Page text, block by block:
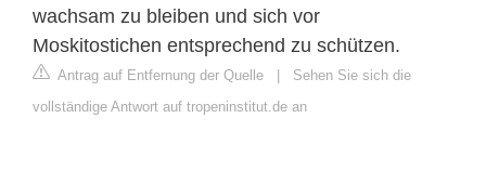
wachsam zu bleiben und sich vor
Moskitostichen entsprechend zu schützen.
Antrag auf Entfernung der Quelle
Sehen Sie sich die
vollständige Antwort auf tropeninstitut.de an